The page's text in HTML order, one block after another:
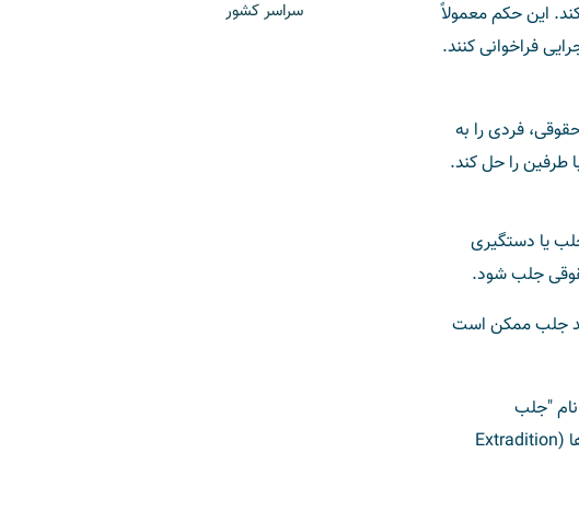
این حکم معمولاً
فراخوانی کنند.
فردی را به
طرفین را حل کند.
یا دستگیری
جلب شود.
جلب ممکن است
"جلب
بین‌المللی" معروف است و مبانی حقوقی خاص خود را دارد که بر اساس توافقات بین‌المللی مثل انعقاد تشویق‌نامه‌ها (Extradition
سراسر کشور